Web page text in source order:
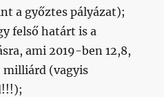
a győztes pályázat);
felső határt is a
ami 2019-ben 12,8,
milliárd (vagyis